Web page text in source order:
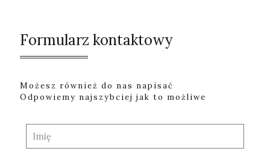
Formularz kontaktowy
Możesz również do nas napisać
Odpowiemy najszybciej jak to możliwe